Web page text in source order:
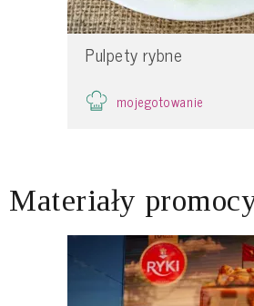
Pulpety rybne
mojegotowanie
Materiały